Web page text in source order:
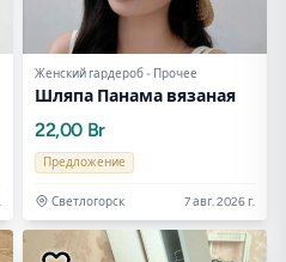
Женский гардероб - Прочее
Шляпа Панама вязаная
22,00 Br
Предложение
Светлогорск 7 авг. 2026 г.